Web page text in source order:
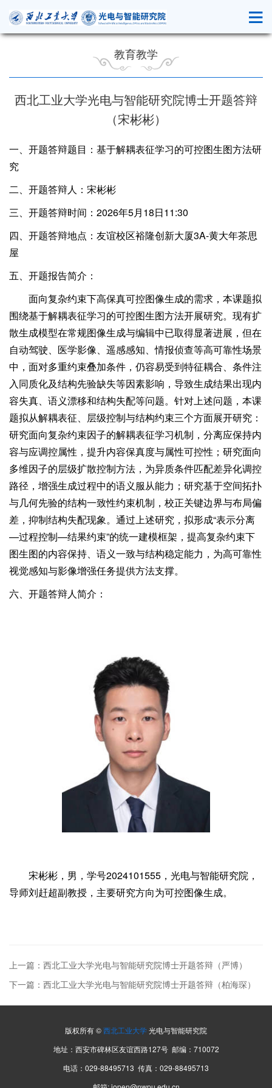
教育教学
西北工业大学光电与智能研究院博士开题答辩
（宋彬彬）
一、开题答辩题目：基于解耦表征学习的可控图生图方法研
究
二、开题答辩人：宋彬彬
三、开题答辩时间：2026年5月18日11:30
四、开题答辩地点：友谊校区裕隆创新大厦3A-黄大年茶思
屋
五、开题报告简介：
面向复杂约束下高保真可控图像生成的需求，本课题拟
围绕基于解耦表征学习的可控图生图方法开展研究。现有扩
散生成模型在常规图像生成与编辑中已取得显著进展，但在
自动驾驶、医学影像、遥感感知、情报侦查等高可靠性场景
中，面对多重约束叠加条件，仍容易受到特征耦合、条件注
入同质化及结构先验缺失等因素影响，导致生成结果出现内
容失真、语义漂移和结构失配等问题。针对上述问题，本课
题拟从解耦表征、层级控制与结构约束三个方面展开研究：
研究面向复杂约束因子的解耦表征学习机制，分离应保持内
容与应调控属性，提升内容保真度与属性可控性；研究面向
多维因子的层级扩散控制方法，为异质条件匹配差异化调控
路径，增强生成过程中的语义服从能力；研究基于空间拓扑
与几何先验的结构一致性约束机制，校正关键边界与布局偏
差，抑制结构失配现象。通过上述研究，拟形成“表示分离
—过程控制—结果约束”的统一建模框架，提高复杂约束下
图生图的内容保持、语义一致与结构稳定能力，为高可靠性
视觉感知与影像增强任务提供方法支撑。
六、开题答辩人简介：
宋彬彬，男，学号2024101555，光电与智能研究院，
导师刘赶超副教授，主要研究方向为可控图像生成。
上一篇：西北工业大学光电与智能研究院博士开题答辩（严博）
下一篇：西北工业大学光电与智能研究院博士开题答辩（柏海琛）
版权所有 ©西北工业大学光电与智能研究院
地址：西安市碑林区友谊西路127号 邮编：710072
电话：029-88495713 传真：029-88495713